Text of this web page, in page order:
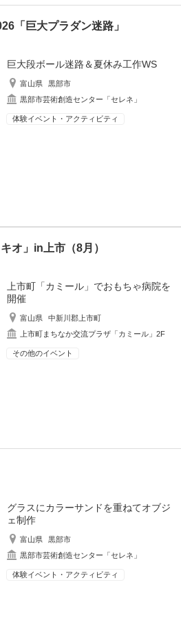
「巨大プラダン迷路」
巨大段ボール迷路＆夏休み工作WS
富山県
黒部市
黒部市芸術創造センター「セレネ」
体験イベント・アクティビティ
オ」in上市（8月）
上市町「カミール」でおもちゃ病院を
開催
富山県
中新川郡上市町
上市町まちなか交流プラザ「カミール」2F
その他のイベント
グラスにカラーサンドを重ねてオブジ
ェ制作
富山県
黒部市
黒部市芸術創造センター「セレネ」
体験イベント・アクティビティ